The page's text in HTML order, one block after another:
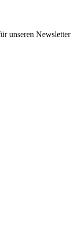
unseren Newsletter